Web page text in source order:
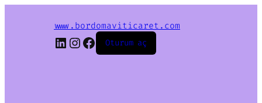
www.bordomaviticaret.com
LinkedIn
Instagram
Facebook
Oturum aç